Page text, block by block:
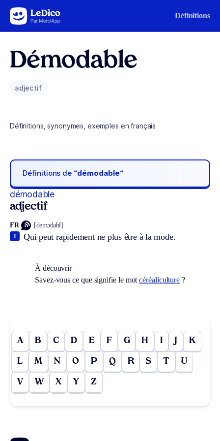
Aller au contenu Définitions
Démodable
adjectif
Définitions, synonymes, exemples en français
Définitions de “démodable“
démodable
adjectif
FR [demɔdabl]
Qui peut rapidement ne plus être à la mode.
1
À découvrir
Savez-vous ce que signifie le motcéréaliculture ?
A B C D E F G H I J K
L M N O P Q R S T U
V W X Y Z